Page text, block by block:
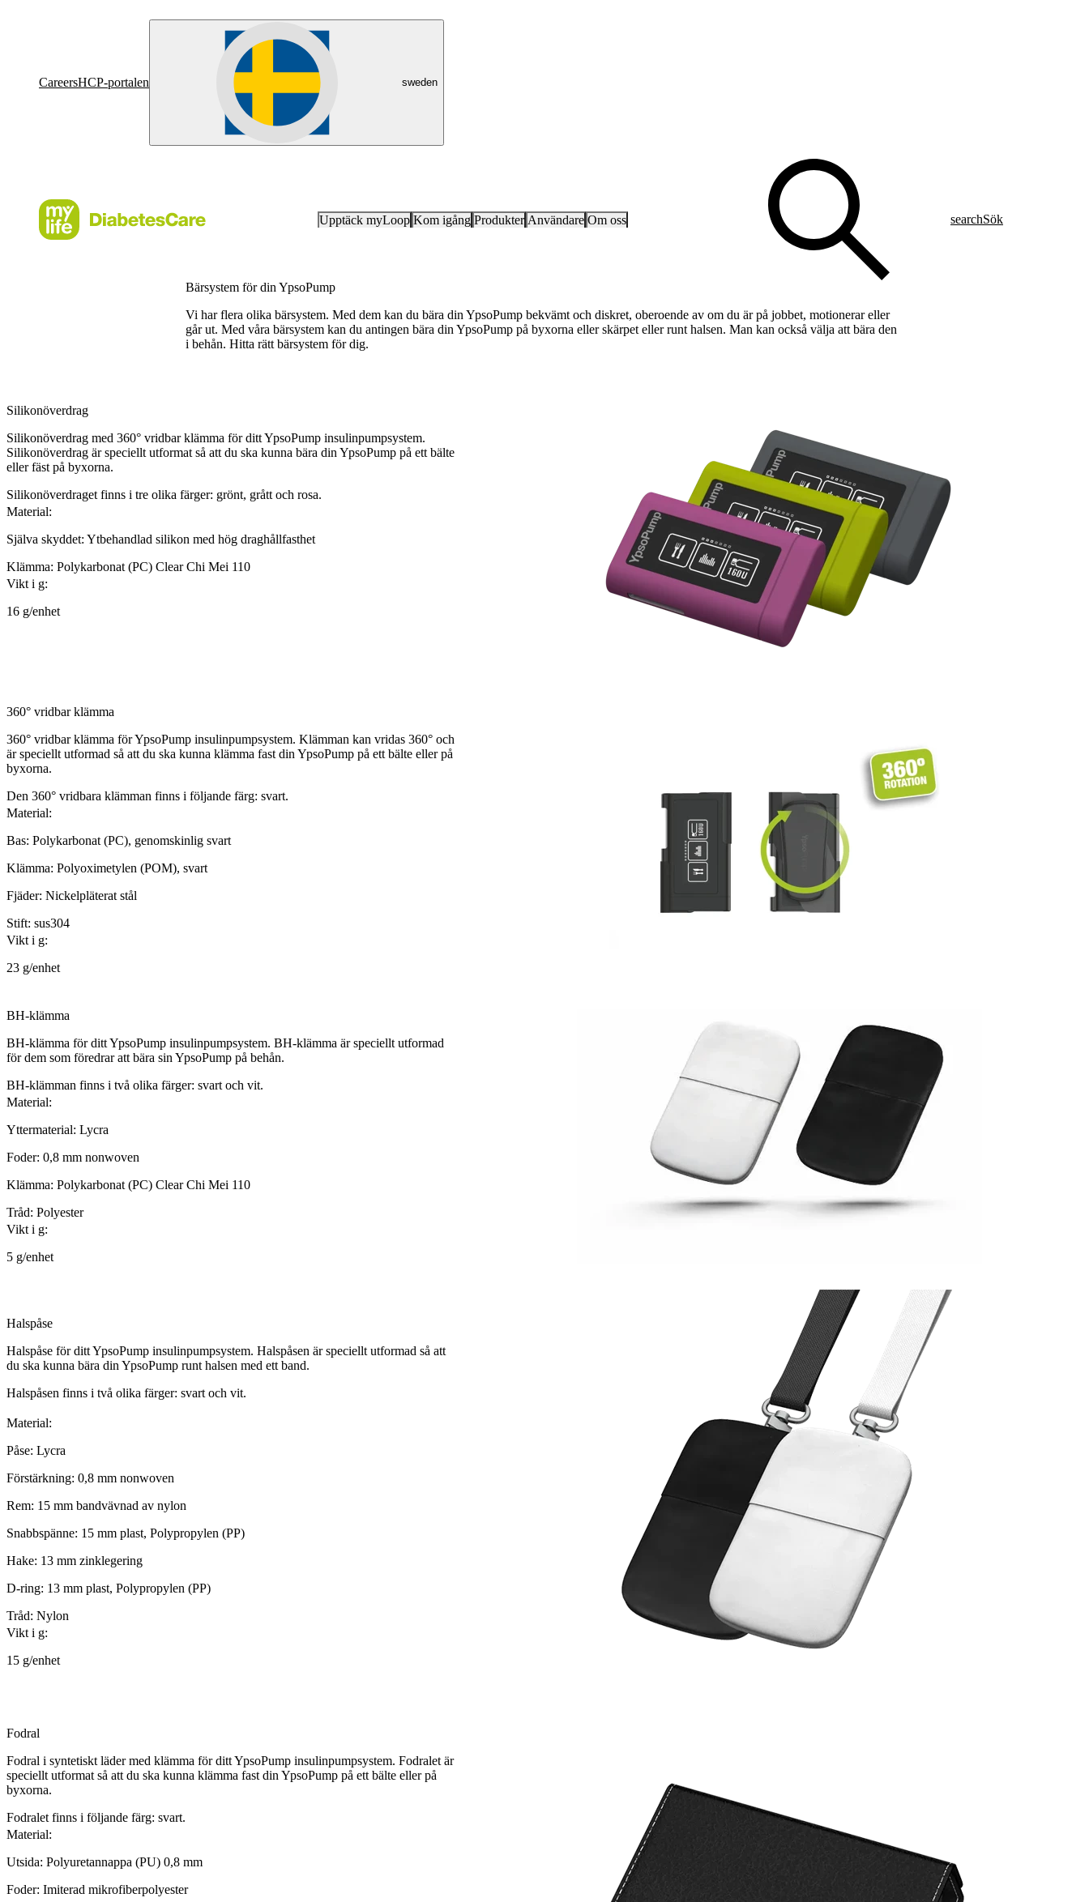
CareersHCP-portalen sweden
Upptäck myLoop Kom igång Produkter Användare Om oss searchSök
Bärsystem för din YpsoPump
Vi har flera olika bärsystem. Med dem kan du bära din YpsoPump bekvämt och diskret, oberoende av om du är på jobbet, motionerar eller
går ut. Med våra bärsystem kan du antingen bära din YpsoPump på byxorna eller skärpet eller runt halsen. Man kan också välja att bära den
i behån. Hitta rätt bärsystem för dig.
Silikonöverdrag
Silikonöverdrag med 360° vridbar klämma för ditt YpsoPump insulinpumpsystem.
Silikonöverdrag är speciellt utformat så att du ska kunna bära din YpsoPump på ett bälte
eller fäst på byxorna.
Silikonöverdraget finns i tre olika färger: grönt, grått och rosa.
Material:
Själva skyddet: Ytbehandlad silikon med hög draghållfasthet
Klämma: Polykarbonat (PC) Clear Chi Mei 110
Vikt i g:
16 g/enhet
360° vridbar klämma
360° vridbar klämma för YpsoPump insulinpumpsystem. Klämman kan vridas 360° och
är speciellt utformad så att du ska kunna klämma fast din YpsoPump på ett bälte eller på
byxorna.
Den 360° vridbara klämman finns i följande färg: svart.
Material:
Bas: Polykarbonat (PC), genomskinlig svart
Klämma: Polyoximetylen (POM), svart
Fjäder: Nickelpläterat stål
Stift: sus304
Vikt i g:
23 g/enhet
BH-klämma
BH-klämma för ditt YpsoPump insulinpumpsystem. BH-klämma är speciellt utformad
för dem som föredrar att bära sin YpsoPump på behån.
BH-klämman finns i två olika färger: svart och vit.
Material:
Yttermaterial: Lycra
Foder: 0,8 mm nonwoven
Klämma: Polykarbonat (PC) Clear Chi Mei 110
Tråd: Polyester
Vikt i g:
5 g/enhet
Halspåse
Halspåse för ditt YpsoPump insulinpumpsystem. Halspåsen är speciellt utformad så att
du ska kunna bära din YpsoPump runt halsen med ett band.
Halspåsen finns i två olika färger: svart och vit.
Material:
Påse: Lycra
Förstärkning: 0,8 mm nonwoven
Rem: 15 mm bandvävnad av nylon
Snabbspänne: 15 mm plast, Polypropylen (PP)
Hake: 13 mm zinklegering
D-ring: 13 mm plast, Polypropylen (PP)
Tråd: Nylon
Vikt i g:
15 g/enhet
Fodral
Fodral i syntetiskt läder med klämma för ditt YpsoPump insulinpumpsystem. Fodralet är
speciellt utformat så att du ska kunna klämma fast din YpsoPump på ett bälte eller på
byxorna.
Fodralet finns i följande färg: svart.
Material:
Utsida: Polyuretannappa (PU) 0,8 mm
Foder: Imiterad mikrofiberpolyester